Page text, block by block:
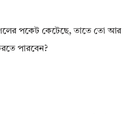
পকেট কেটেছে, তাতে তো আর
পারবেন?